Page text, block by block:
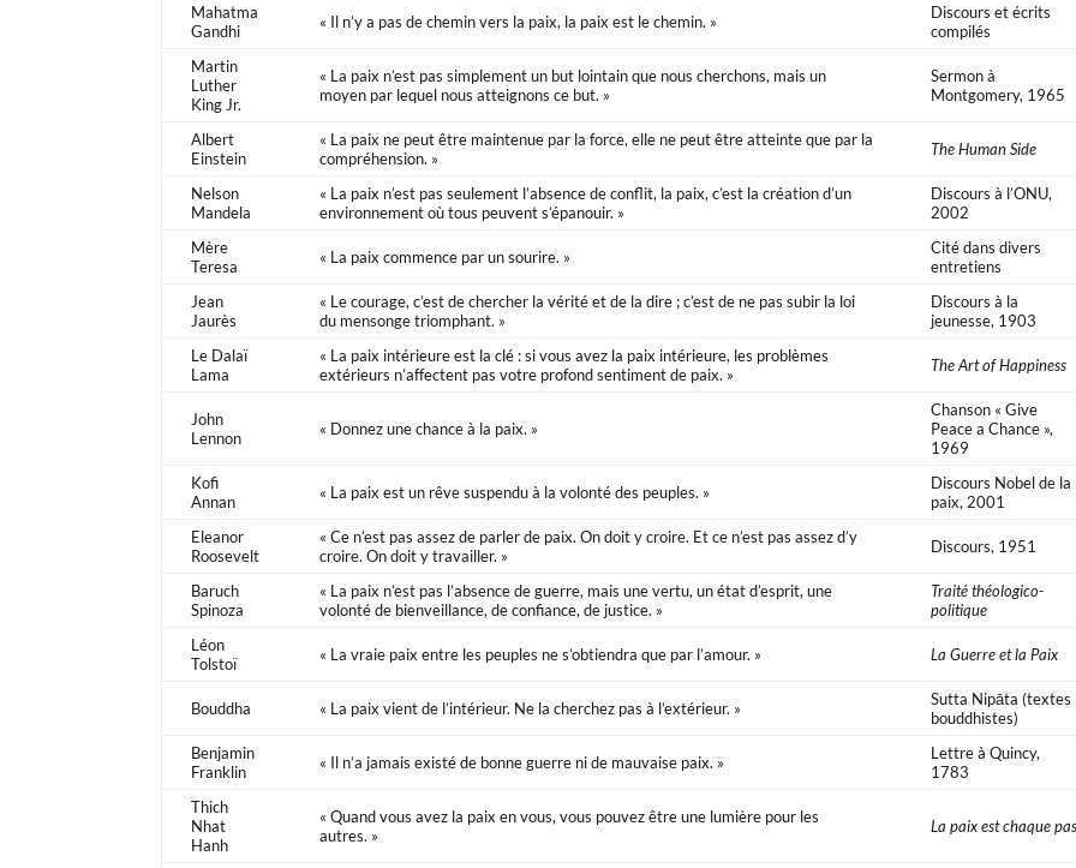
Mahatma
Gandhi
« Il n’y a pas de chemin vers la paix, la paix est le chemin. »
Discours et écrits
compilés
Martin
Luther
King Jr.
« La paix n’est pas simplement un but lointain que nous cherchons, mais un
moyen par lequel nous atteignons ce but. »
Sermon à
Montgomery, 1965
Albert
Einstein
« La paix ne peut être maintenue par la force, elle ne peut être atteinte que par la
compréhension. »
The Human Side
Nelson
Mandela
« La paix n’est pas seulement l’absence de conflit, la paix, c’est la création d’un
environnement où tous peuvent s’épanouir. »
Discours à l’ONU,
2002
Mère
Teresa
« La paix commence par un sourire. »
Cité dans divers
entretiens
Jean
Jaurès
« Le courage, c’est de chercher la vérité et de la dire ; c’est de ne pas subir la loi
du mensonge triomphant. »
Discours à la
jeunesse, 1903
Le Dalaï
Lama
« La paix intérieure est la clé : si vous avez la paix intérieure, les problèmes
extérieurs n’affectent pas votre profond sentiment de paix. »
The Art of Happiness
John
Lennon
« Donnez une chance à la paix. »
Chanson « Give
Peace a Chance »,
1969
Kofi
Annan
« La paix est un rêve suspendu à la volonté des peuples. »
Discours Nobel de la
paix, 2001
Eleanor
Roosevelt
« Ce n’est pas assez de parler de paix. On doit y croire. Et ce n’est pas assez d’y
croire. On doit y travailler. »
Discours, 1951
Baruch
Spinoza
« La paix n’est pas l’absence de guerre, mais une vertu, un état d’esprit, une
volonté de bienveillance, de confiance, de justice. »
Traité théologico-
politique
Léon
Tolstoï
« La vraie paix entre les peuples ne s’obtiendra que par l’amour. » La Guerre et la Paix
Bouddha « La paix vient de l’intérieur. Ne la cherchez pas à l’extérieur. »
Sutta Nipāta (textes
bouddhistes)
Benjamin
Franklin
« Il n’a jamais existé de bonne guerre ni de mauvaise paix. »
Lettre à Quincy,
1783
Thich
Nhat
Hanh
« Quand vous avez la paix en vous, vous pouvez être une lumière pour les
autres. »
La paix est chaque